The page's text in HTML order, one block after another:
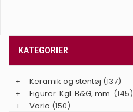
KATEGORIER
+ Keramik og stentøj (137)
+
Figurer. Kgl. B&G, mm. (145)
+
Varia (150)